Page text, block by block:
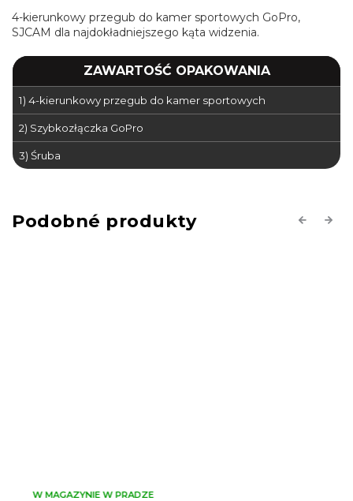
4-kierunkowy przegub do kamer sportowych GoPro,
SJCAM dla najdokładniejszego kąta widzenia.
ZAWARTOŚĆ OPAKOWANIA
1) 4-kierunkowy przegub do kamer sportowych
2) Szybkozłączka GoPro
3) Śruba
Previous
W MAGAZYNIE W PRADZE
Next